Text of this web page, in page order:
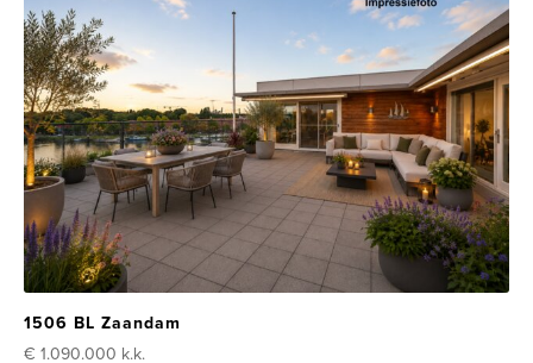
1506 BL Zaandam
€ 1.090.000 k.k.